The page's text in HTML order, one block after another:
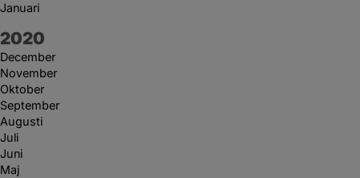
Januari
År:
2020
December
November
Oktober
September
Augusti
Juli
Juni
Maj